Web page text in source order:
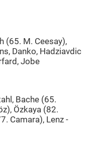
(65. M. Ceesay),
Danko, Hadziavdic
Jobe
Bache (65.
Özkaya (82.
Camara), Lenz -